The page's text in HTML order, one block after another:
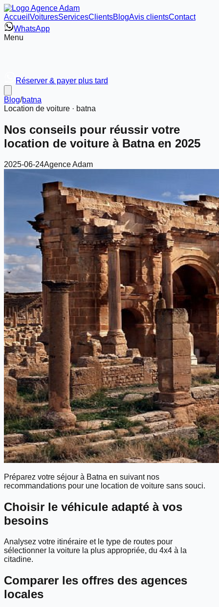
Accueil VoituresServicesClientsBlogAvis clientsContact
WhatsApp
Menu
Réserver & payer plus tard
Blog/batna
Location de voiture · batna
Nos conseils pour réussir votre
location de voiture à Batna en 2025
2025-06-24Agence Adam
Préparez votre séjour à Batna en suivant nos
recommandations pour une location de voiture sans souci.
Choisir le véhicule adapté à vos
besoins
Analysez votre itinéraire et le type de routes pour
sélectionner la voiture la plus appropriée, du 4x4 à la
citadine.
Comparer les offres des agences
locales